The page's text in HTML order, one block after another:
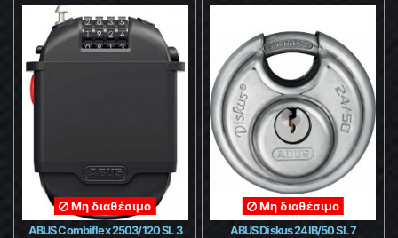
Μη διαθέσιμο
ABUS Combiflex 2503/120 SL 3
Μη διαθέσιμο
ABUS Diskus 24IB/50 SL 7